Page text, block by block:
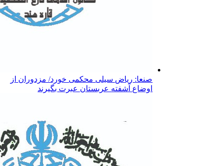
صنعا: ریاض سیلی محکمی خورد/ مزدوران از
اوضاع آشفته عربستان عبرت بگیرند